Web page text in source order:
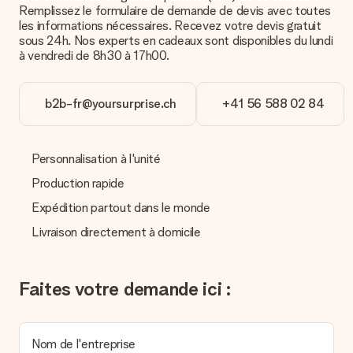
Délai de livraison, options de livraison et frais
de port
Est-ce que je peux choisir la date de livraison ?
Il n’est, en ce moment, pas possible de choisir une date
précise pour votre cadeau.
cadeau sera livré ?
Quelles sont les options de livraison ?
Pour l’instant, il n’est pas (encore) possible de choisir une
option de livraison. Le cadeau commandé vous est envoyé par
Nous proposons les formes de paiement suivantes : Paypal,
Remplissez le formulaire de demande de devis avec toutes
les informations nécessaires. Recevez votre devis gratuit
sous 24h. Nos experts en cadeaux sont disponibles du lundi
à vendredi de 8h30 à 17h00.
b2b-fr@yoursurprise.ch +41 56 588 02 84
Personnalisation à l'unité
Production rapide
Expédition partout dans le monde
Livraison directement à domicile
Faites votre demande ici :
Nom de l'entreprise